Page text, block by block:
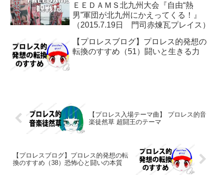
ＥＥＤＡＭＳ北九州大会『自由“熱
男”軍団が北九州にかえってくる！』
（2015.7.19日 門司赤煉瓦プレイス）
【プロレスブログ】プロレス的発想の
転換のすすめ（51）闘いと生きる力
【プロレス入場テーマ曲】 プロレス的音
楽徒然草 超闘王のテーマ
【プロレスブログ】プロレス的発想の転
換のすすめ（38）恐怖心と闘いの本質